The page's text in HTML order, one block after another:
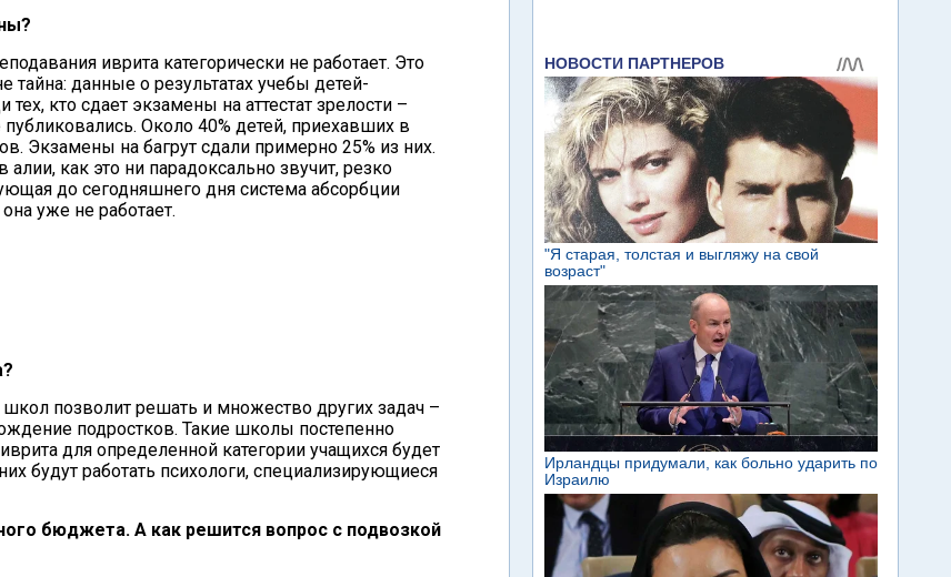
иврита категорически не работает. Это
данные о результатах учебы детей-
кто сдает экзамены на аттестат зрелости –
Около 40% детей, приехавших в
Экзамены на багрут сдали примерно 25% из них.
как это ни парадоксально звучит, резко
до сегодняшнего дня система абсорбции
уже не работает.
позволит решать и множество других задач –
подростков. Такие школы постепенно
для определенной категории учащихся будет
будут работать психологи, специализирующиеся
бюджета. А как решится вопрос с подвозкой